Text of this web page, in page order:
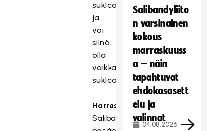
suklaakastikkeella
ja
voi
siinä
olla
vaikka
suklaapalojakin
Harrastukset
Salibandy,
Salibandyliito
n varsinainen
kokous
marraskuuss
a – näin
tapahtuvat
ehdokasasett
elu ja
valinnat
04.08.2026